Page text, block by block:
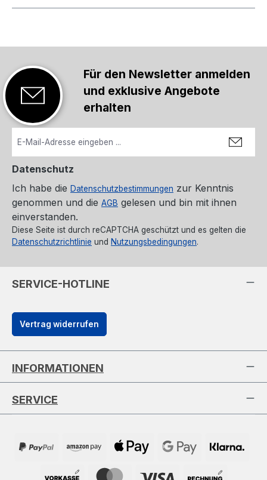
Für den Newsletter anmelden
und exklusive Angebote
erhalten
Datenschutz
Ich habe die Datenschutzbestimmungen zur Kenntnis
genommen und die AGB gelesen und bin mit ihnen
einverstanden.
Diese Seite ist durch reCAPTCHA geschützt und es gelten die
Datenschutzrichtlinie und Nutzungsbedingungen.
SERVICE-HOTLINE
Vertrag widerrufen
INFORMATIONEN
SERVICE